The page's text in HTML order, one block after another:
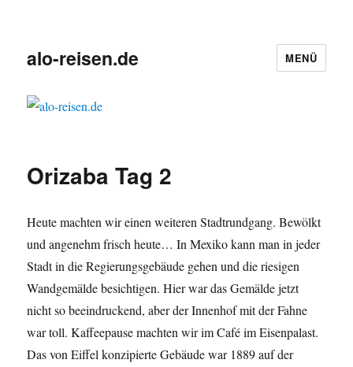
alo-reisen.de MENÜ
Orizaba Tag 2
Heute machten wir einen weiteren Stadtrundgang. Bewölkt
und angenehm frisch heute… In Mexiko kann man in jeder
Stadt in die Regierungsgebäude gehen und die riesigen
Wandgemälde besichtigen. Hier war das Gemälde jetzt
nicht so beeindruckend, aber der Innenhof mit der Fahne
war toll. Kaffeepause machten wir im Café im Eisenpalast.
Das von Eiffel konzipierte Gebäude war 1889 auf der